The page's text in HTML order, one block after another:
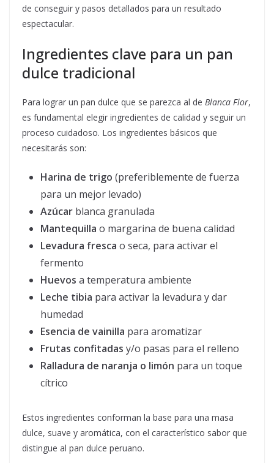
de conseguir y pasos detallados para un resultado
espectacular.
Ingredientes clave para un pan
dulce tradicional
Para lograr un pan dulce que se parezca al de Blanca Flor,
es fundamental elegir ingredientes de calidad y seguir un
proceso cuidadoso. Los ingredientes básicos que
necesitarás son:
Harina de trigo (preferiblemente de fuerza
para un mejor levado)
Azúcar blanca granulada
Mantequilla o margarina de buena calidad
Levadura fresca o seca, para activar el
fermento
Huevos a temperatura ambiente
Leche tibia para activar la levadura y dar
humedad
Esencia de vainilla para aromatizar
Frutas confitadas y/o pasas para el relleno
Ralladura de naranja o limón para un toque
cítrico
Estos ingredientes conforman la base para una masa
dulce, suave y aromática, con el característico sabor que
distingue al pan dulce peruano.